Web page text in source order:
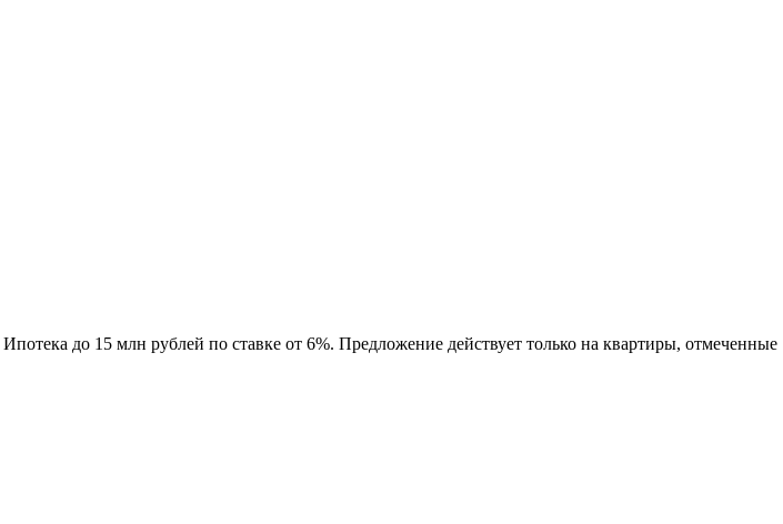
до 15 млн рублей по ставке от 6%. Предложение действует только на квартиры, отмеченные